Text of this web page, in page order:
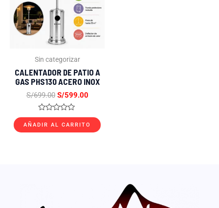
Sin categorizar
CALENTADOR DE PATIO A
GAS PHS130 ACERO INOX
S/699.00 S/599.00
Valorado
con
0
AÑADIR AL CARRITO